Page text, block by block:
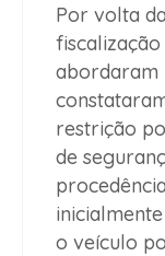
Por volta
abordaram
restrição
de
o veículo